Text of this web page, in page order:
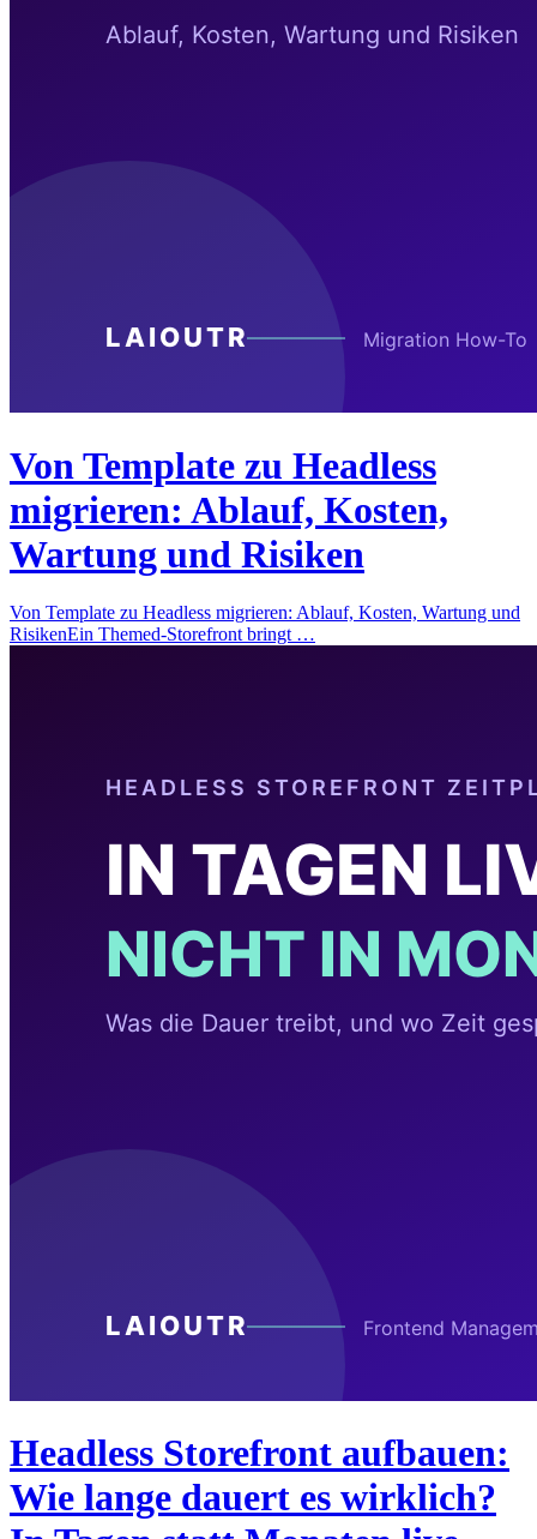
Von Template zu Headless
migrieren: Ablauf, Kosten,
Wartung und Risiken
Von Template zu Headless migrieren: Ablauf, Kosten, Wartung und
RisikenEin Themed-Storefront bringt …
Headless Storefront aufbauen:
Wie lange dauert es wirklich?